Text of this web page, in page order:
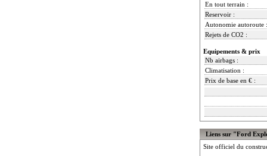
En tout terrain :
Reservoir :
Autonomie autoroute :
Rejets de CO2 :
Equipements & prix
Nb airbags :
Climatisation :
Prix de base en € :
Liens sur "Ford
Site officiel du